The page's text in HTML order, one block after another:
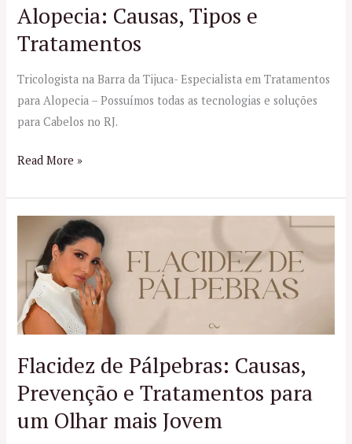
Alopecia: Causas, Tipos e
Tratamentos
Tricologista na Barra da Tijuca- Especialista em Tratamentos
para Alopecia – Possuímos todas as tecnologias e soluções
para Cabelos no RJ.
Read More »
Flacidez de Pálpebras: Causas,
Prevenção e Tratamentos para
um Olhar mais Jovem
Flacidez
Pálpebras:
Causas,
Prevenção
e
para
um
Olhar